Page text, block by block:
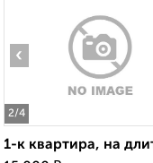
2/4
‹
1-к квартира, на